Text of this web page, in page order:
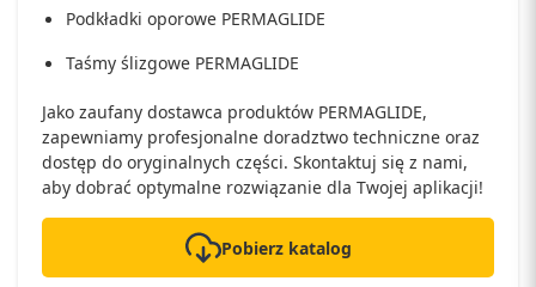
Podkładki oporowe PERMAGLIDE
Taśmy ślizgowe PERMAGLIDE
Jako zaufany dostawca produktów PERMAGLIDE,
zapewniamy profesjonalne doradztwo techniczne oraz
dostęp do oryginalnych części. Skontaktuj się z nami,
aby dobrać optymalne rozwiązanie dla Twojej aplikacji!
Pobierz katalog